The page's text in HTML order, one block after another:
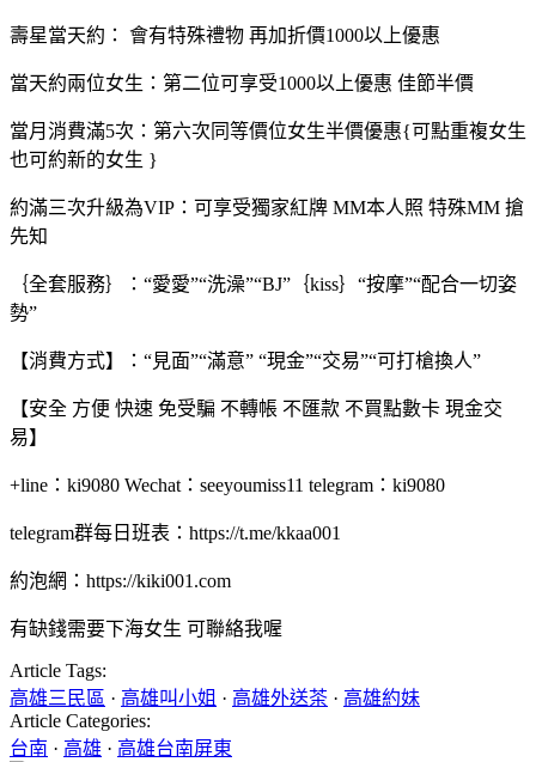
壽星當天約： 會有特殊禮物 再加折價1000以上優惠
當天約兩位女生：第二位可享受1000以上優惠 佳節半價
當月消費滿5次：第六次同等價位女生半價優惠{可點重複女生
也可約新的女生 }
約滿三次升級為VIP：可享受獨家紅牌 MM本人照 特殊MM 搶
先知
｛全套服務｝：“愛愛”“洗澡”“BJ”｛kiss｝“按摩”“配合一切姿
勢”
【消費方式】：“見面”“滿意” “現金”“交易”“可打槍換人”
【安全 方便 快速 免受騙 不轉帳 不匯款 不買點數卡 現金交
易】
+line：ki9080 Wechat：seeyoumiss11 telegram：ki9080
telegram群每日班表：https://t.me/kkaa001
約泡網：https://kiki001.com
有缺錢需要下海女生 可聯絡我喔
Article Tags:
高雄三民區 · 高雄叫小姐 · 高雄外送茶 · 高雄約妹
Article Categories:
台南 · 高雄 · 高雄台南屏東